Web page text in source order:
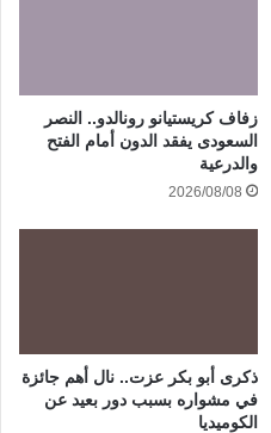
زفاف كريستيانو رونالدو.. النصر
السعودى يفقد الدون أمام الفتح
والدرعية
2026/08/08
ذكرى أبو بكر عزت.. نال أهم جائزة
في مشواره بسبب دور بعيد عن
الكوميديا